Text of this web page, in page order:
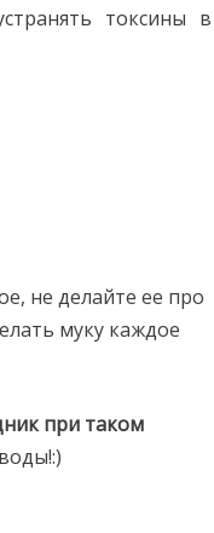
токсины в
не делайте ее про
муку каждое
при таком